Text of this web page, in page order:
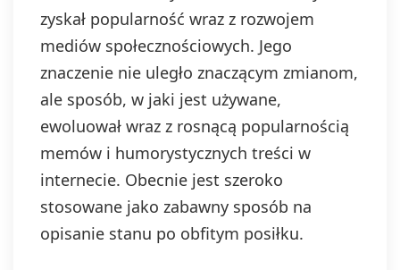
zyskał popularność wraz z rozwojem
mediów społecznościowych. Jego
znaczenie nie uległo znaczącym zmianom,
ale sposób, w jaki jest używane,
ewoluował wraz z rosnącą popularnością
memów i humorystycznych treści w
internecie. Obecnie jest szeroko
stosowane jako zabawny sposób na
opisanie stanu po obfitym posiłku.